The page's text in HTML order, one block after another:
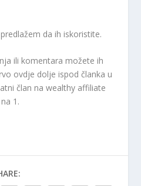
da ih iskoristite.
ili komentara možete ih
ovdje dolje ispod članka u
član na wealthy affiliate
1.